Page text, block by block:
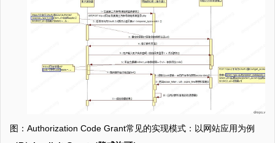
图：Authorization Code Grant常见的实现模式：以网站应用为例